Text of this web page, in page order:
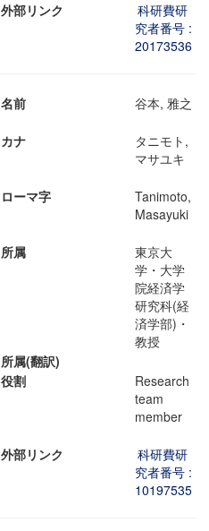
外部リンク
科研費研
究者番号 :
20173536
名前 谷本, 雅之
カナ
タニモト,
マサユキ
ローマ字
Tanimoto,
Masayuki
所属
東京大
学・大学
院経済学
研究科(経
済学部)・
教授
所属(翻訳)
役割
Research
team
member
外部リンク
科研費研
究者番号 :
10197535